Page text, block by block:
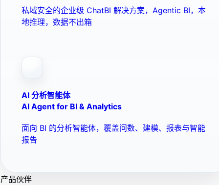
私域安全的企业级 ChatBI 解决方案，Agentic BI，本
地推理，数据不出箱
AI 分析智能体
AI Agent for BI & Analytics
面向 BI 的分析智能体，覆盖问数、建模、报表与智能
报告
产品伙伴